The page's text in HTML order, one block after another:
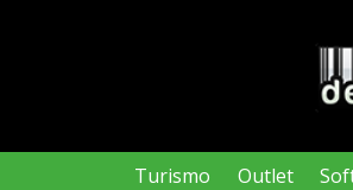
Turismo Outlet